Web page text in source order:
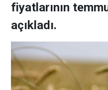
fiyatlarının
açıkladı.